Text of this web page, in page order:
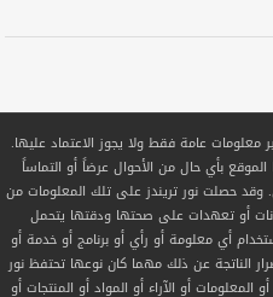
عامة فقط ولا يجوز الاعتماد عليها.
بأي حال من الأحوال عرضاً أو التماساً
وقد حصلت نور تريندز على تلك المعلومات من
أو تعهدات على صحتها ودقتها يتحمل
أي معلومة أو رأي أو برنامج أو خدمة أو
الناتجة عن ذلك مهما كان نوعها تحتفظ نور
أو الآراء أو المواد أو المنتجات أو